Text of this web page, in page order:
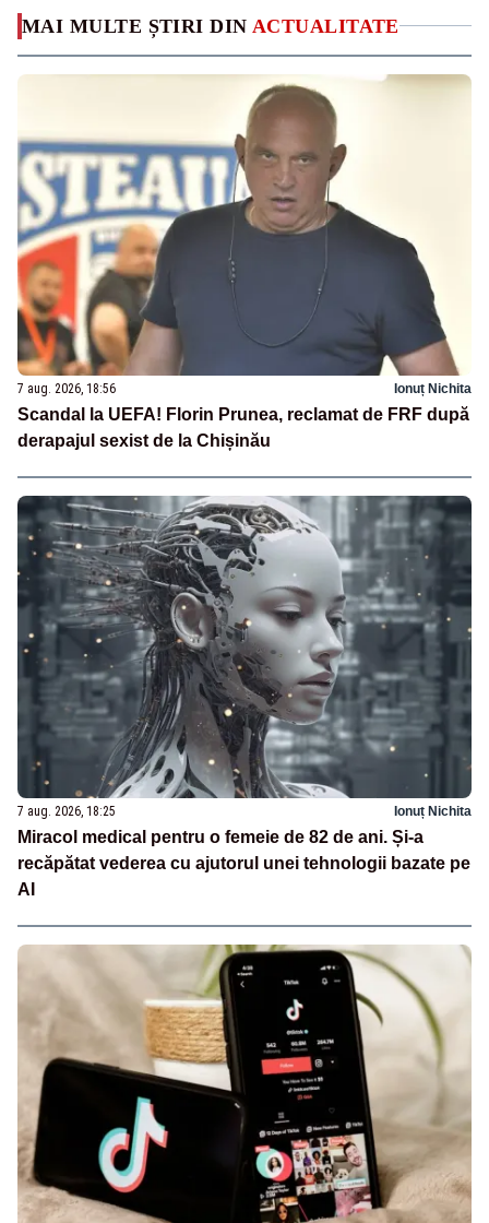
MAI MULTE ȘTIRI DIN ACTUALITATE
7 aug. 2026, 18:56 Ionuț Nichita
Scandal la UEFA! Florin Prunea, reclamat de FRF după
derapajul sexist de la Chișinău
7 aug. 2026, 18:25 Ionuț Nichita
Miracol medical pentru o femeie de 82 de ani. Și-a
recăpătat vederea cu ajutorul unei tehnologii bazate pe
AI